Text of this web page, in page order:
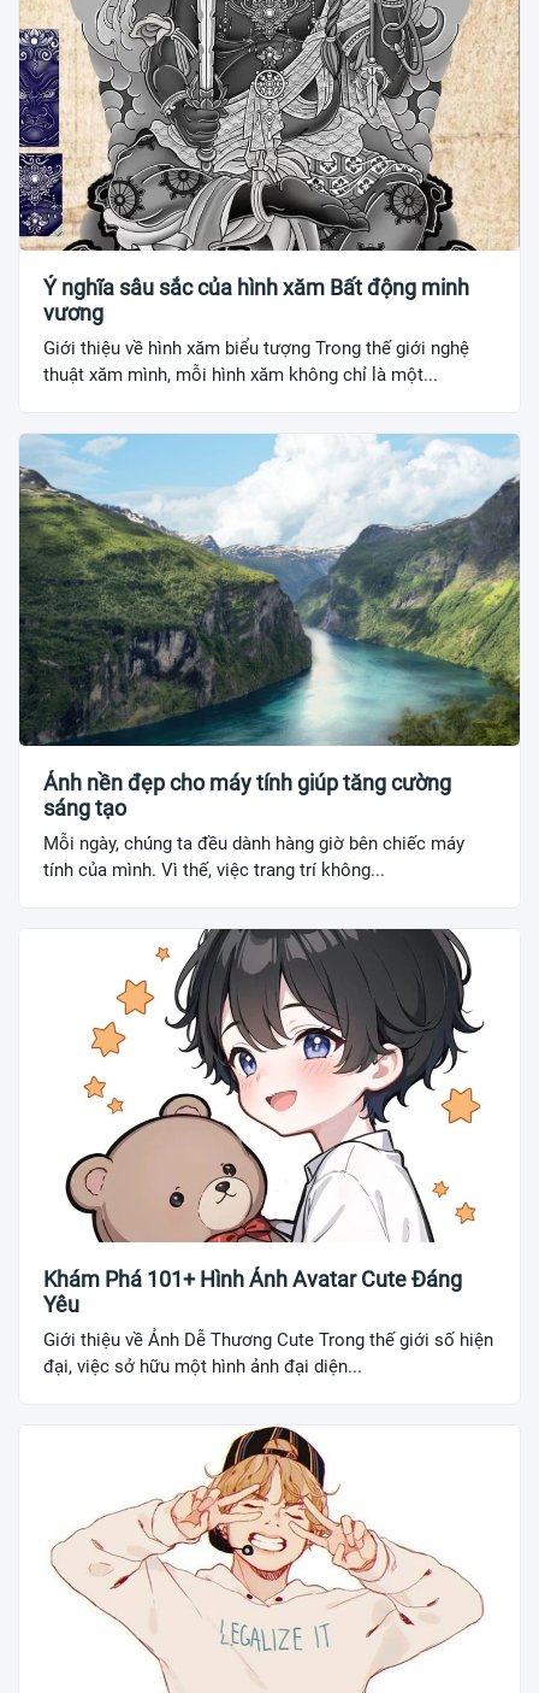
Ý nghĩa sâu sắc của hình xăm Bất động minh
vương
Giới thiệu về hình xăm biểu tượng Trong thế giới nghệ
thuật xăm mình, mỗi hình xăm không chỉ là một...
Ảnh nền đẹp cho máy tính giúp tăng cường
sáng tạo
Mỗi ngày, chúng ta đều dành hàng giờ bên chiếc máy
tính của mình. Vì thế, việc trang trí không...
Khám Phá 101+ Hình Ảnh Avatar Cute Đáng
Yêu
Giới thiệu về Ảnh Dễ Thương Cute Trong thế giới số hiện
đại, việc sở hữu một hình ảnh đại diện...